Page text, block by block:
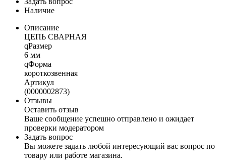
Наличие
Описание
ЦЕПЬ СВАРНАЯ
qРазмер
6 мм
qФорма
короткозвенная
Артикул
(0000002873)
Отзывы
Оставить отзыв
Ваше сообщение успешно отправлено и ожидает
проверки модератором
Задать вопрос
Вы можете задать любой интересующий вас вопрос по
товару или работе магазина.